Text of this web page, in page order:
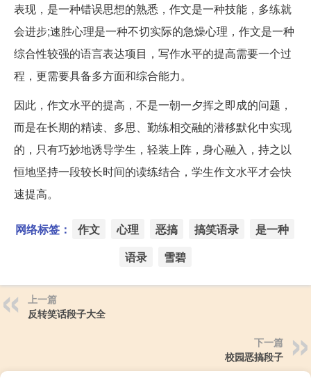
表现，是一种错误思想的熟悉，作文是一种技能，多练就
会进步;速胜心理是一种不切实际的急燥心理，作文是一种
综合性较强的语言表达项目，写作水平的提高需要一个过
程，更需要具备多方面和综合能力。
因此，作文水平的提高，不是一朝一夕挥之即成的问题，
而是在长期的精读、多思、勤练相交融的潜移默化中实现
的，只有巧妙地诱导学生，轻装上阵，身心融入，持之以
恒地坚持一段较长时间的读练结合，学生作文水平才会快
速提高。
网络标签： 作文 心理 恶搞 搞笑语录
是一种
语录
雪碧
上一篇
反转笑话段子大全
下一篇
校园恶搞段子